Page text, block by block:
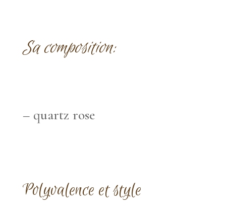
Sa composition:
– quartz rose
Polyvalence et style